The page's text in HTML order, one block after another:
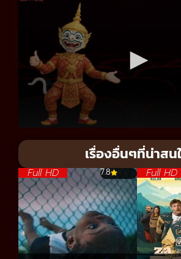
เรื่องอื่นๆที่น่าสน
Full HD 7.8 Full HD